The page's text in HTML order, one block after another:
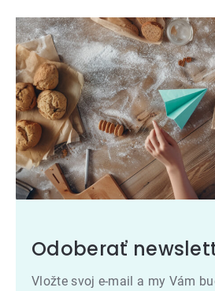
Odoberať
Vložte svoj e-mail a my Vám